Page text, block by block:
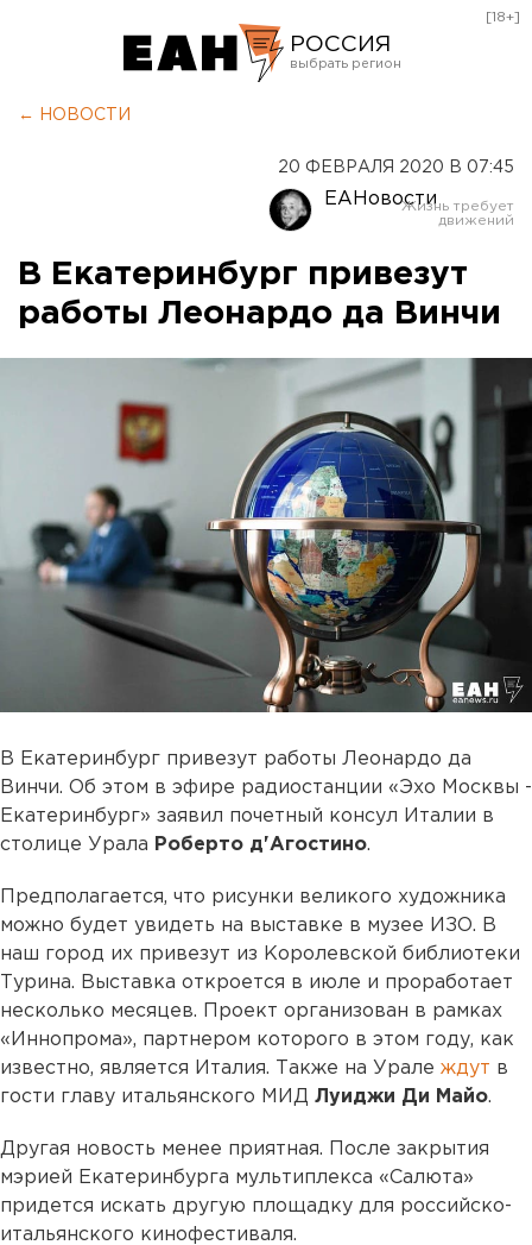
РОССИЯ
Оренбург
[18+]
← НОВОСТИ
20 ФЕВРАЛЯ 2020 В 07:45
ЕАНовости
В Екатеринбург привезут
работы Леонардо да Винчи
В Екатеринбург привезут работы Леонардо да
Винчи. Об этом в эфире радиостанции «Эхо Москвы -
Екатеринбург» заявил почетный консул Италии в
столице Урала Роберто д'Агостино.
Предполагается, что рисунки великого художника
можно будет увидеть на выставке в музее ИЗО. В
наш город их привезут из Королевской библиотеки
Турина. Выставка откроется в июле и проработает
несколько месяцев. Проект организован в рамках
«Иннопрома», партнером которого в этом году, как
известно, является Италия. Также на Урале ждут в
гости главу итальянского МИД Луиджи Ди Майо.
Другая новость менее приятная. После закрытия
мэрией Екатеринбурга мультиплекса «Салюта»
придется искать другую площадку для российско-
итальянского кинофестиваля.